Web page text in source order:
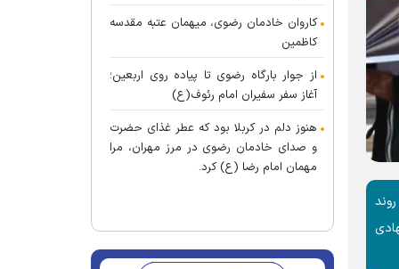
کاروان خادمان رضوی، میهمان عتبه مقدسه
کاظمین
از جوار بارگاه رضوی تا پیاده روی اربعین؛
آغاز سفر سفیران امام رئوف(ع)
هنوز دلم در کربلا بود که عطر غذای حضرت
و صدای خادمان رضوی در مرز مهران، مرا
مهمان امام رضا (ع) کرد.